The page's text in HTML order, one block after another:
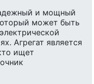
и мощный
может быть
Агрегат является
ищет